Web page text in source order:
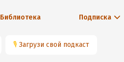
Библиотека Подписка
🎙 Загрузи свой подкаст